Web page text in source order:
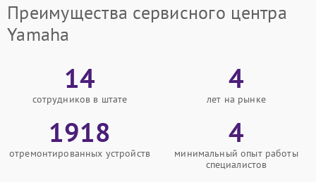
Преимущества сервисного центра
Yamaha
14
сотрудников в штате
4
лет на рынке
1918
отремонтированных устройств
4
минимальный опыт работы
специалистов